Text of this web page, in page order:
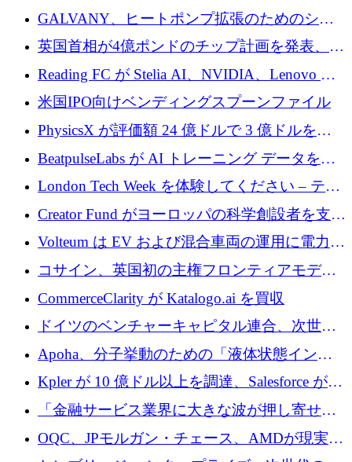
するために 510 万ドルを獲得
GALVANY、ヒートポンプ拡張のためのシー
ドラウンドで1,000万ユーロを確保
英国首相が4億ポンドのチップ計画を発表、英
国の新興企業は「ここで拡大」し「ここに留
まる」
Reading FC が Stelia AI、NVIDIA、Lenovo と
協力して AI Center of Excellence を立ち上げ
米国IPO向けベンディングスプーンファイル
PhysicsX が評価額 24 億ドルで 3 億ドルを調
達
BeatpulseLabs が AI トレーニング データを拡
張するために 180 万ドルのプレシードを調達
London Tech Week を体験してください – テク
ノロジーがヨーロッパのイノベーションの未
来を形作る場所
Creator Fund がヨーロッパの科学創設者を支援
するために 5,600 万ドルを調達
Volteum は EV および混合車両の運用に電力を
供給するために 250 万ユーロを寄付
コサイン、英国初の主権フロンティアモデル
で業界の支援を確保
CommerceClarity が Katalogo.ai を買収
ドイツのベンチャーキャピタル連合、次世代
スタートアップの成長に向けて機関投資家へ
の資本シフトを呼びかけ
Apoha、分子挙動のための「液体状態インテ
リジェンス」を構築するために3,600万ドルを
かけてステルス状態から出現
Kpler が 10 億ドル以上を調達、Salesforce が
Contentful を買収、Built in Europe キャンペー
ンを開始
「金融サービス業界に大きな波が押し寄せて
いる」と「欧州初のAIネイティブ銀行」のボ
スが語る
OQC、JPモルガン・チェース、AMDが現実世
界のフィンテック・アプリケーションを探索